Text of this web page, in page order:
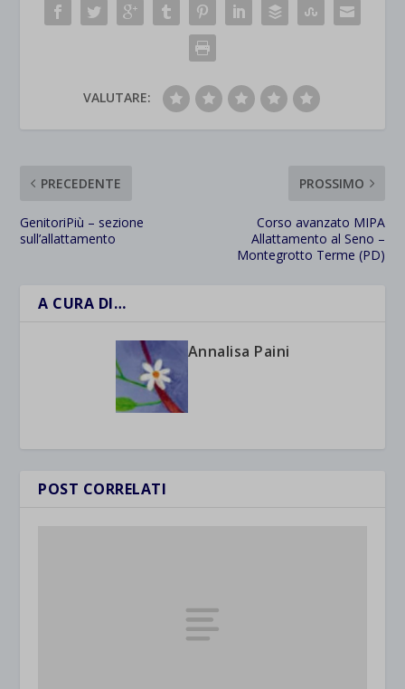
VALUTARE:
PRECEDENTE
GenitoriPiù – sezione
sull’allattamento
PROSSIMO
Corso avanzato MIPA
Allattamento al Seno –
Montegrotto Terme (PD)
A CURA DI…
Annalisa Paini
POST CORRELATI